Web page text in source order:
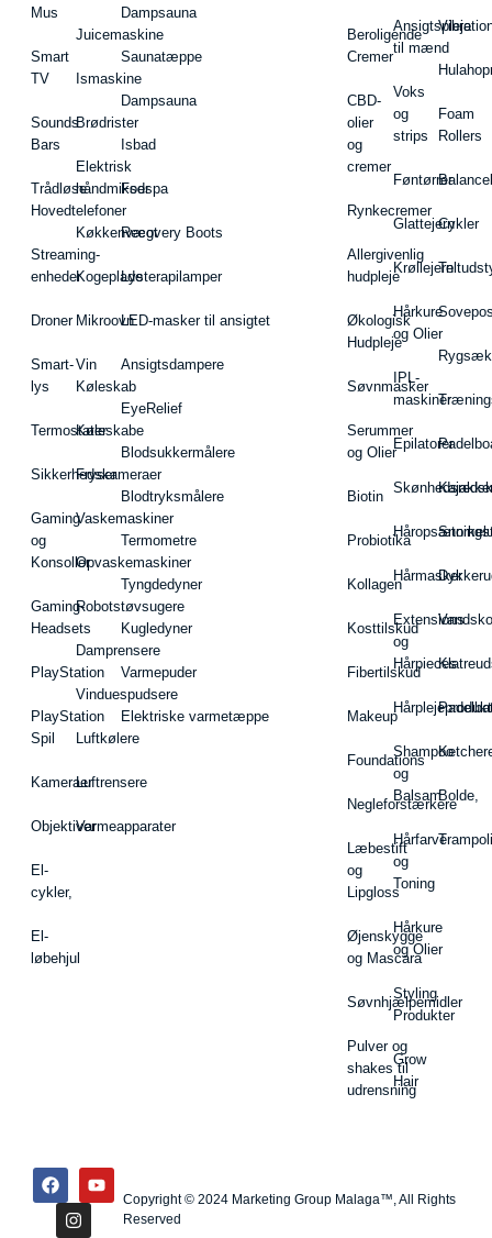
Mus
Smart
TV
Sounds
Bars
Trådløse
Hovedtelefoner
Streaming-
enheder
Droner
Smart-
lys
Termostater
Sikkerhedskameraer
Gaming
og
Konsoller
Gaming-
Headsets
PlayStation
PlayStation
Spil
Kameraer
Objektiver
El-
cykler,
El-
løbehjul
Juicemaskine
Ismaskine
Brødrister
Elektrisk
håndmikser
Køkkenvægt
Kogeplade
Mikroovn
Vin
Køleskab
Køleskabe
Fryser
Vaskemaskiner
Opvaskemaskiner
Robotstøvsugere
Damprensere
Vinduespudsere
Luftkølere
Luftrensere
Varmeapparater
Dampsauna
Saunatæppe
Dampsauna
Isbad
Fodspa
Recovery Boots
Lysterapilamper
LED-masker til ansigtet
Ansigtsdampere
EyeRelief
Blodsukkermålere
Blodtryksmålere
Termometre
Tyngdedyner
Kugledyner
Varmepuder
Elektriske varmetæppe
Beroligende
Cremer
CBD-
olier
og
cremer
Rynkecremer
Allergivenlig
hudpleje
Økologisk
Hudpleje
Søvnmasker
Serummer
og Olier
Biotin
Probiotika
Kollagen
Kosttilskud
Fibertilskud
Makeup
Foundations
Negleforstærkere
Læbestift
og
Lipgloss
Øjenskygge
og Mascara
Søvnhjælpemidler
Pulver og
shakes til
udrensning
Ansigtspleje
til mænd
Voks
og
strips
Føntørrer
Glattejern
Krøllejern
Hårkure
og Olier
IPL-
maskiner
Epilatorer
Hårmasker
Extensions
og
Hårpieces
Shampoo
og
Balsam
Hårfarve
og
Toning
Hårkure
og Olier
Styling
Produkter
Grow
Hair
Foam
Rollers
Cykler
Vandsko
Bolde,
Copyright © 2024 Marketing Group Malaga™, All Rights
Reserved